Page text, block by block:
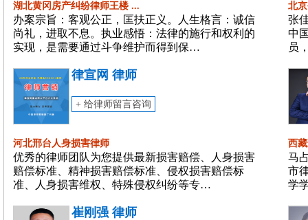
湖北黄冈房产纠纷律师王楼 ...
办案宗旨：客观公正，匡扶正义。人生格言：诚信
尚礼，进取不息。执业感悟：法律的施行和权利的
实现，是需要通过斗争维护而得到保…
北
张
中
员
律宣网 律师
+ 给律师留言咨询
河北邢台人身损害律师
优秀的律师团队为您提供最新损害赔偿、人身损害
赔偿标准、精神损害赔偿标准、侵权损害赔偿标
准、人身损害维权、特殊侵权纠纷等专…
西
马
市
学
崔刚强 律师